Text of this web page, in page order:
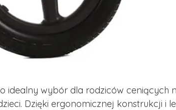
idealny wybór dla rodziców ceniących
Dzięki ergonomicznej konstrukcji i